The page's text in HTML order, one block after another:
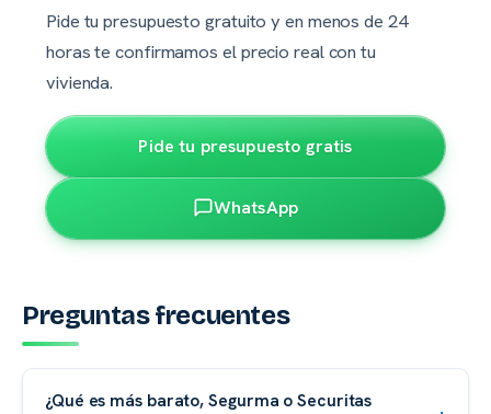
Pide tu presupuesto gratuito y en menos de 24
horas te confirmamos el precio real con tu
vivienda.
Pide tu presupuesto gratis
WhatsApp
Preguntas frecuentes
¿Qué es más barato, Segurma o Securitas